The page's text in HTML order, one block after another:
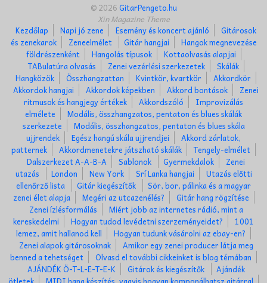
© 2026GitarPengeto.hu
Xin Magazine Theme
Kezdőlap
Napi jó zene Esemény és koncert ajánló
Gitárosok
és zenekarok
Zeneelmélet Gitár hangjai
Hangok megnevezése
földrészenként
Hangolás típusok
Kottaolvasás alapjai
TABulatúra olvasás
Zenei vezérlési szerkezetek
Skálák
Hangközök
Összhangzattan Kvintkör, kvartkör
Akkordkör
Akkordok hangjai
Akkordok képekben Akkord bontások
Zenei
ritmusok és hangjegy értékek
Akkordszóló
Improvizálás
elmélete
Modális, összhangzatos, pentaton és blues skálák
szerkezete
Modális, összhangzatos, pentaton és blues skála
ujjrendek
Egész hangú skála ujjrendjei
Akkord zárlatok,
patternek
Akkordmenetekre játszható skálák
Tengely-elmélet
Dalszerkezet A-A-B-A
Sablonok Gyermekdalok
Zenei
utazás
London New York Srí Lanka hangjai
Utazás előtti
ellenőrző lista
Gitár kiegészítők
Sör, bor, pálinka és a magyar
zenei élet alapja
Megéri az utcazenélés?
Gitár hang rögzítése
Zenei ízlésformálás
Miért jobb az internetes rádió, mint a
kereskedelmi
Hogyan tudod levédetni szerzeményeidet?
1001
lemez, amit hallanod kell
Hogyan tudunk vásárolni az ebay-en?
Zenei alapok gitárosoknak
Amikor egy zenei producer látja meg
benned a tehetséget
Olvasd el további cikkeinket is blog témában
AJÁNDÉK Ö-T-L-E-T-E-K
Gitárok és kiegészítők
Ajándék